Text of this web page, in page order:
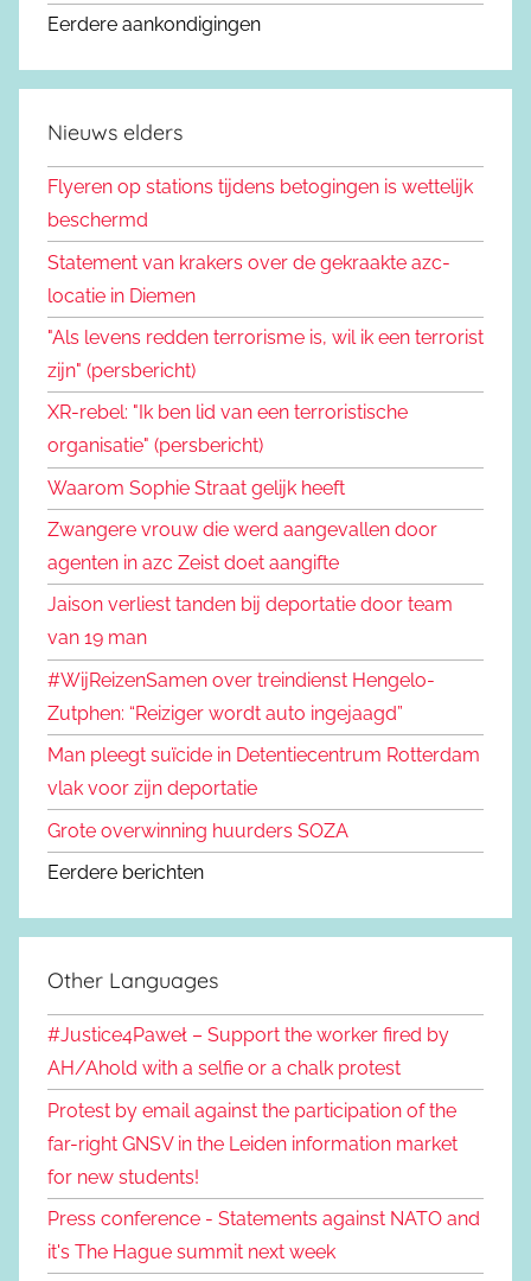
Eerdere aankondigingen
Nieuws elders
Flyeren op stations tijdens betogingen is wettelijk
beschermd
Statement van krakers over de gekraakte azc-
locatie in Diemen
"Als levens redden terrorisme is, wil ik een terrorist
zijn" (persbericht)
XR-rebel: "Ik ben lid van een terroristische
organisatie" (persbericht)
Waarom Sophie Straat gelijk heeft
Zwangere vrouw die werd aangevallen door
agenten in azc Zeist doet aangifte
Jaison verliest tanden bij deportatie door team
van 19 man
#WijReizenSamen over treindienst Hengelo-
Zutphen: “Reiziger wordt auto ingejaagd”
Man pleegt suïcide in Detentiecentrum Rotterdam
vlak voor zijn deportatie
Grote overwinning huurders SOZA
Eerdere berichten
Other Languages
#Justice4Paweł – Support the worker fired by
AH/Ahold with a selfie or a chalk protest
Protest by email against the participation of the
far-right GNSV in the Leiden information market
for new students!
Press conference - Statements against NATO and
it's The Hague summit next week